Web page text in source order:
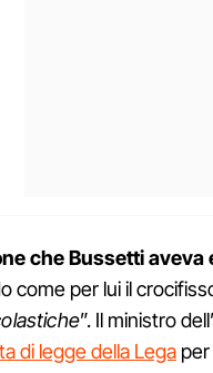
che Bussetti aveva
come per lui il
”. Il ministro
di legge della Lega